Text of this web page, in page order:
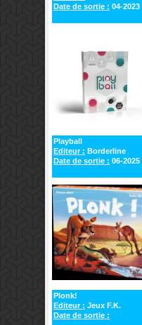
Date de sortie : 04-2023
Playball
Editeur : Borderline
Date de sortie : 06-2025
Plonk!
Editeur : Jeux F.K.
Date de sortie :